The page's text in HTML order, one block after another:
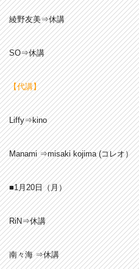
綾野友美⇒休講
SO⇒休講
【代講】
Liffy⇒kino
Manami ⇒misaki kojima (コレオ）
■1月20日（月）
RiN⇒休講
南々海 ⇒休講